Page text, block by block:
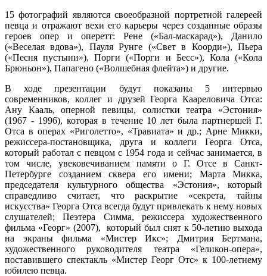
15 фотографий являются своеобразной портретной галереей
певца и отражают вехи его карьеры через созданные образы
героев опер и оперетт: Рене («Бал-маскарад»), Данило
(«Веселая вдова»), Пауля Рунге («Свет в Коорди»), Пьера
(«Песня пустыни»), Порги («Порги и Бесс»), Кола («Кола
Брюньон»), Папагено («Волшебная флейта») и другие.
В ходе презентации будут показаны 5 интервью
современников, коллег и друзей Георга Каареловича Отса:
Ану Кааль, оперной певицы, солистки театра «Эстония»
(1967 - 1996), которая в течение 10 лет была партнершей Г.
Отса в операх «Риголетто», «Травиата» и др.; Арне Микки,
режиссера-постановщика, друга и коллеги Георга Отса,
который работал с певцом с 1954 года и сейчас занимается, в
том числе, увековечиванием памяти о Г. Отсе в Санкт-
Петербурге созданием сквера его имени; Марта Микка,
председателя культурного общества «Эстония», который
справедливо считает, что раскрытие «секрета, тайны
искусства» Георга Отса всегда будут привлекать к нему новых
слушателей; Пеэтера Симма, режиссера художественного
фильма «Георг» (2007), который был снят к 50-летию выхода
на экраны фильма «Мистер Икс»; Дмитрия Бертмана,
художественного руководителя театра «Геликон-опера»,
поставившего спектакль «Мистер Георг Отс» к 100-летнему
юбилею певца.